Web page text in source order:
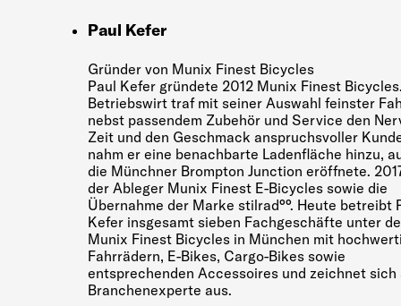
Paul Kefer
Gründer von Munix Finest Bicycles
Paul Kefer gründete 2012 Munix Finest
Betriebswirt traf mit seiner Auswahl feinster
nebst passendem Zubehör und Service den
Zeit und den Geschmack anspruchsvoller
nahm er eine benachbarte Ladenfläche hinzu,
die Münchner Brompton Junction eröffnete.
der Ableger Munix Finest E-Bicycles sowie die
Übernahme der Marke stilrad°°. Heute betreibt
Kefer insgesamt sieben Fachgeschäfte unter
Munix Finest Bicycles in München mit
Fahrrädern, E-Bikes, Cargo-Bikes sowie
entsprechenden Accessoires und zeichnet sich
Branchenexperte aus.